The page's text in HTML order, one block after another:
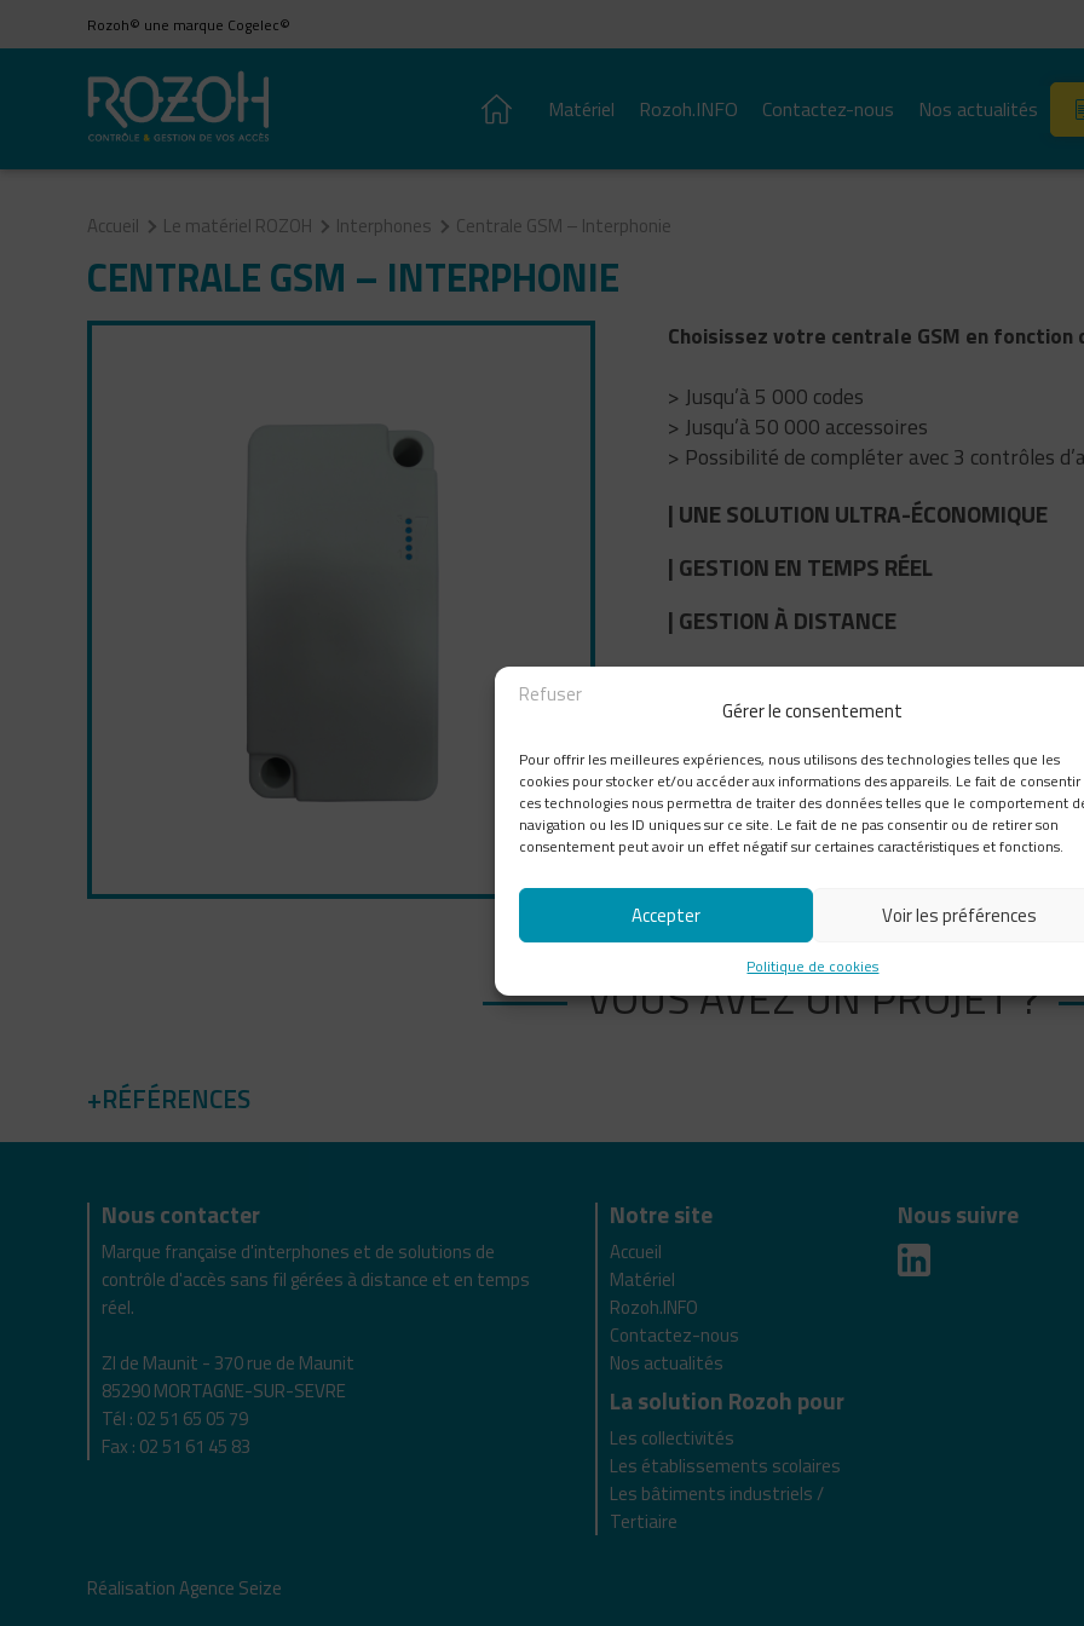
Gérer le consentement
Pour offrir les meilleures expériences, nous utilisons des technologies telles que les
cookies pour stocker et/ou accéder aux informations des appareils. Le fait de consentir
ces technologies nous permettra de traiter des données telles que le comportement
navigation ou les ID uniques sur ce site. Le fait de ne pas consentir ou de retirer son
consentement peut avoir un effet négatif sur certaines caractéristiques et fonctions.
Accepter
Refuser
Voir les préférences
Politique de cookies
Rozoh© une marque Cogelec©
Matériel Rozoh.INFO Contactez-nous Nos actualités
Accueil Le matériel ROZOH Interphones Centrale GSM – Interphonie
CENTRALE GSM – INTERPHONIE
Choisissez votre centrale GSM en
> Jusqu’à 5 000 codes
> Jusqu’à 50 000 accessoires
> Possibilité de compléter avec 3 contrôles
| UNE SOLUTION ULTRA-ÉCONOMIQUE
| GESTION EN TEMPS RÉEL
| GESTION À DISTANCE
POUR TOUS
LES TYPES
D'ACCÈS
SANS
ABONNEMENT
INSTALLATION
RAPIDE
VOUS AVEZ UN PROJET ?
RÉFÉRENCES
Nous contacter
Marque française d'interphones et de solutions de
contrôle d'accès sans fil gérées à distance et en temps
réel.
ZI de Maunit - 370 rue de Maunit
85290 MORTAGNE-SUR-SEVRE
Tél : 02 51 65 05 79
Fax : 02 51 61 45 83
Notre site
Accueil
Matériel
Rozoh.INFO
Contactez-nous
Nos actualités
La solution Rozoh pour
Les collectivités
Les établissements scolaires
Les bâtiments industriels /
Tertiaire
Nous suivre
RéalisationAgence Seize